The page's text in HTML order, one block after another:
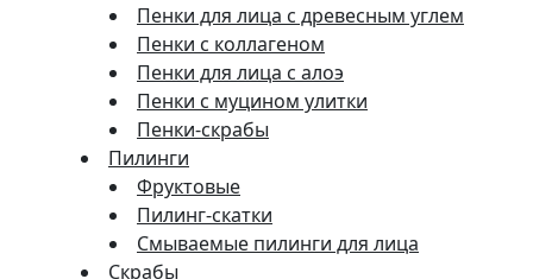
Пенки для лица с древесным углем
Пенки с коллагеном
Пенки для лица с алоэ
Пенки с муцином улитки
Пенки-скрабы
Пилинги
Фруктовые
Пилинг-скатки
Смываемые пилинги для лица
Скрабы